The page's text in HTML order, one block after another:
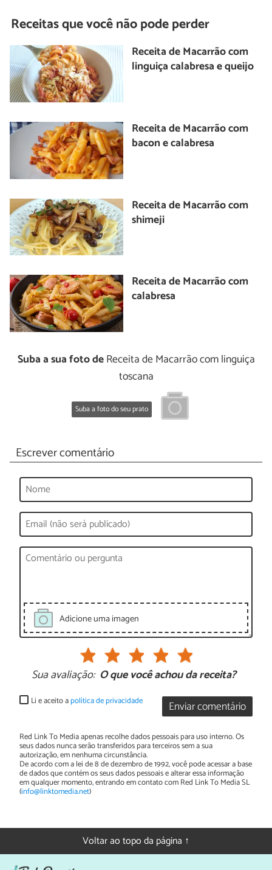
Receitas que você não pode perder
Receita de Macarrão com
linguiça calabresa e queijo
Receita de Macarrão com
bacon e calabresa
Receita de Macarrão com
shimeji
Receita de Macarrão com
calabresa
Suba a sua foto deReceita de Macarrão com linguiça
toscana
Suba a foto do seu prato
Escrever comentário
Adicione uma imagen
Sua avaliação: O que você achou da receita?
Enviar comentário
Li e aceito apolítica de privacidade
Red Link To Media apenas recolhe dados pessoais para uso interno. Os
seus dados nunca serão transferidos para terceiros sem a sua
autorização, em nenhuma circunstância.
De acordo com a lei de 8 de dezembro de 1992, você pode acessar a base
de dados que contém os seus dados pessoais e alterar essa informação
em qualquer momento, entrando em contato com Red Link To Media SL
(info@linktomedia.net)
Voltar ao topo da página ↑